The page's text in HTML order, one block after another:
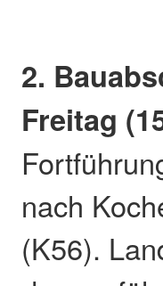
2.
Freitag
nach
(K56).